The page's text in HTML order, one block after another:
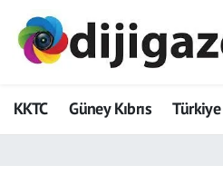
KKTC Güney Kıbrıs Türkiye
ADVERTORIAL
Dijigazete
Hava Durumu
Trafik Durumu